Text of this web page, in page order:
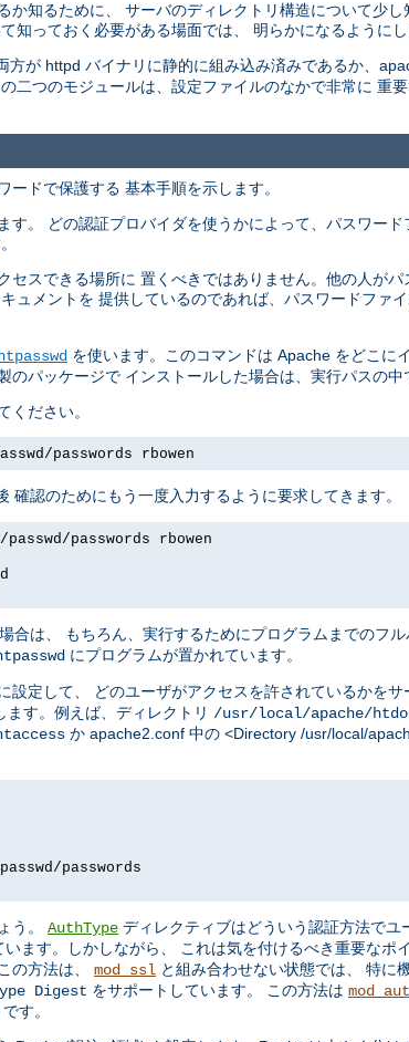
か知るために、 サーバのディレクトリ構造について少
知っておく必要がある場面では、 明らかになるようにし
方が httpd バイナリに静的に組み込み済みであるか、
二つのモジュールは、設定ファイルのなかで非常に 重
ドで保護する 基本手順を示します。
す。 どの認証プロバイダを使うかによって、パスワー
セスできる場所に 置くべきではありません。他の人が
ュメントを 提供しているのであれば、パスワードファ
htpasswd を使います。このコマンドは Apache をどこに
パッケージで インストールした場合は、実行パスの中
ください。
passwords rbowen
確認のためにもう一度入力するように要求してきます。
passwords rbowen
合は、 もちろん、実行するためにプログラムまでのフ
にプログラムが置かれています。
設定して、 どのユーザがアクセスを許されているかを
す。例えば、ディレクトリ /usr/local/apache/
か apache2.conf 中の <Directory /usr/local/
passwords
う。 AuthType ディレクティブはどういう認証方法で
います。しかしながら、 これは気を付けるべき重要な
の方法は、 mod_ssl と組み合わせない状態では、 特に
Digest をサポートしています。 この方法は
す。